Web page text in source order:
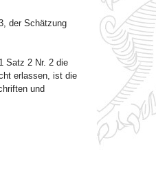
der Schätzung
Satz 2 Nr. 2 die
erlassen, ist die
und